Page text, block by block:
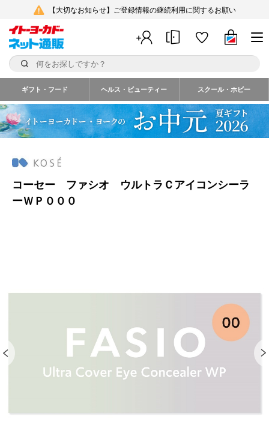
【大切なお知らせ】ご登録情報の継続利用に関するお願い
ギフト・フード ヘルス・ビューティー スクール・ホビー
コーセー ファシオ ウルトラＣアイコンシーラ
ーＷＰ０００